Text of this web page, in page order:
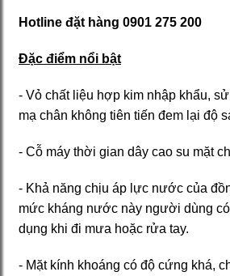
Hotline đặt hàng 0901 275 200
Đặc điểm nổi bật
- Vỏ chất liệu hợp kim nhập khẩu,
mạ chân không tiên tiến đem lại độ
- Cỗ máy thời gian dây cao su mặt
- Khả năng chịu áp lực nước của
mức kháng nước này người dùng
dụng khi đi mưa hoặc rửa tay.
- Mặt kính khoáng có độ cứng khá,